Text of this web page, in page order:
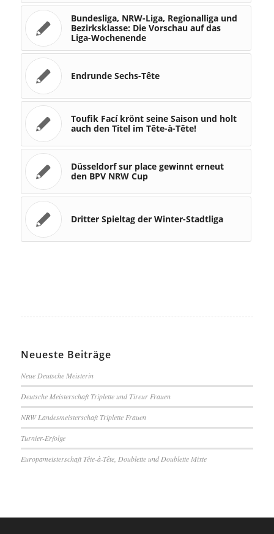
Bundesliga, NRW-Liga, Regionalliga und
Bezirksklasse: Die Vorschau auf das
Liga-Wochenende
Endrunde Sechs-Tête
Toufik Fací krönt seine Saison und holt
auch den Titel im Tête-à-Tête!
Düsseldorf sur place gewinnt erneut
den BPV NRW Cup
Dritter Spieltag der Winter-Stadtliga
Neueste Beiträge
Neue Deutsche Meisterin
Deutsche Meisterschaft Triplette und Tireur Frauen
NRW Landesmeisterschaft Triplette Frauen
Turnier-Erfolge
Europameisterschaft Tête-à-Tête, Doublette und Doublette Mixte